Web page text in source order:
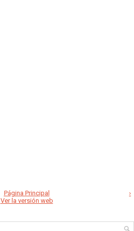
›
Página Principal
Ver la versión web